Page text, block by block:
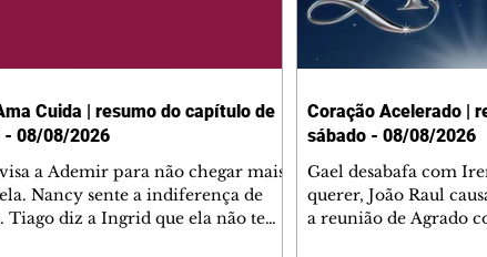
Cuida | resumo do capítulo de
- 08/08/2026
a Ademir para não chegar mais
Nancy sente a indiferença de
Tiago diz a Ingrid que ela não tem
Coração Acelerado |
sábado - 08/08/2026
Gael desabafa com
querer, João Raul
a reunião de Agrado